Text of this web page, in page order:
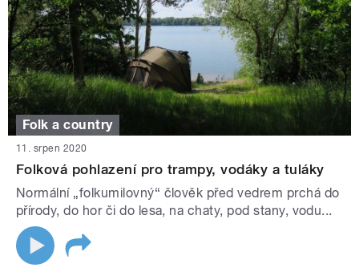
Folk a country
11. srpen 2020
Folková pohlazení pro trampy, vodáky a tuláky
Normální „folkumilovný“ člověk před vedrem prchá do
přírody, do hor či do lesa, na chaty, pod stany, vodu...